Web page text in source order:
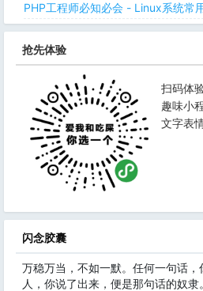
PHP工程师必知必会 - Linux系统常
抢先体验
扫码体
趣味小
文字表
闪念胶囊
万稳万当，不如一默。任何一句话
人，你说了出来，便是那句话的奴隶。